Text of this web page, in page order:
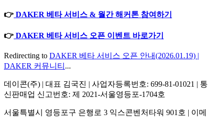
👉 DAKER 베타 서비스 & 월간 해커톤 참여하기
👉 DAKER 베타 서비스 오픈 이벤트 바로가기
Redirecting to DAKER 베타 서비스 오픈 안내(2026.01.19) |
DAKER 커뮤니티 ...
데이콘(주) | 대표 김국진 | 사업자등록번호: 699-81-01021 | 통
신판매업 신고번호: 제 2021-서울영등포-1704호
서울특별시 영등포구 은행로 3 익스콘벤처타워 901호 | 이메